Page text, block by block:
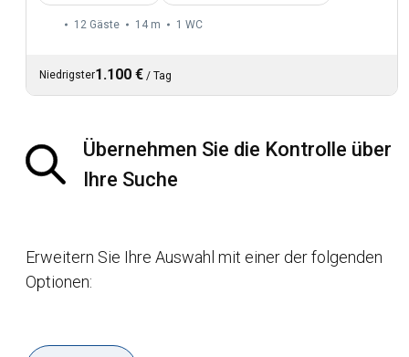
12 Gäste 14 m 1 WC
Niedrigster1.100 € / Tag
Übernehmen Sie die Kontrolle über
Ihre Suche
Erweitern Sie Ihre Auswahl mit einer der folgenden
Optionen: